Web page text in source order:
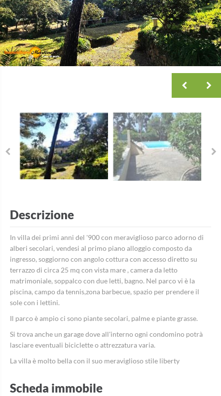
Descrizione
In villa dei primi anni del '900 con meraviglioso parco adorno di
alberi secolari, vendesi al primo piano alloggio composto da
ingresso, soggiorno con angolo cottura con accesso diretto su
terrazzo di circa 25 mq con vista mare , camera da letto
matrimoniale, soppalco con due letti, bagno. Nel parco vi è la
piscina, campo da tennis,zona barbecue, spazio per prendere il
sole con i lettini.
Il parco è ampio ci sono piante secolari, palme e piante grasse.
Si trova anche un garage dove all'interno ogni condomino potrà
lasciare eventuali biciclette o attrezzatura varia.
La villa è molto bella con il suo meraviglioso stile liberty
Scheda immobile